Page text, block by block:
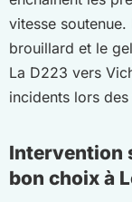
vitesse
brouillard et le
La D223 vers
incidents lors
Intervention
bon choix à